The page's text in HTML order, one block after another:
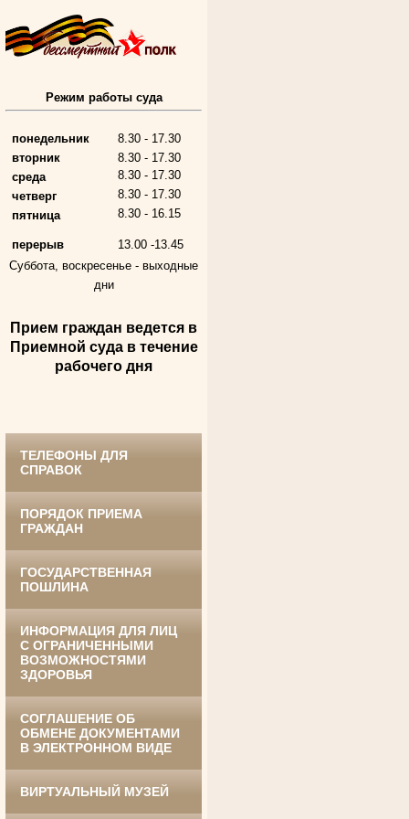
Алферьев Сергей Григорьевич
Участник Великой Отечественной войны
Председатель Губкинского городского
в период с 1954 по 1982 гг.
Андрющенкова Тамара Ивановна
Труженица тыла в годы
Великой Отечественной войны
Судья Белгородского областного суда
в период с 1959 по 1974 гг.
Ануприенко Иван Васильевич
Участник Великой Отечественной войны
Председатель Губкинского районного
Винник Евдокия Трофимовна
Труженица тыла в годы
Экспедитор Белгородского областного
Режим работы суда
понедельник
8.30 - 17.30
вторник
8.30 - 17.30
среда
8.30 - 17.30
четверг
8.30 - 17.30
пятница
8.30 - 16.15
перерыв
13.00 -13.45
Суббота, воскресенье - выходные
дни
Прием граждан ведется в
Приемной суда в течение
рабочего дня
ТЕЛЕФОНЫ ДЛЯ
СПРАВОК
ПОРЯДОК ПРИЕМА
ГРАЖДАН
ГОСУДАРСТВЕННАЯ
ПОШЛИНА
ИНФОРМАЦИЯ ДЛЯ ЛИЦ
С ОГРАНИЧЕННЫМИ
ВОЗМОЖНОСТЯМИ
ЗДОРОВЬЯ
СОГЛАШЕНИЕ ОБ
ОБМЕНЕ ДОКУМЕНТАМИ
В ЭЛЕКТРОННОМ ВИДЕ
ВИРТУАЛЬНЫЙ МУЗЕЙ